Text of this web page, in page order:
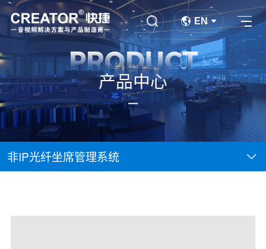
EN
PRODUCT
产品中心
非IP光纤坐席管理系统